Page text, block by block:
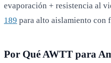
evaporación + resistencia al
189 para alto aislamiento con
Por Qué AWTT para